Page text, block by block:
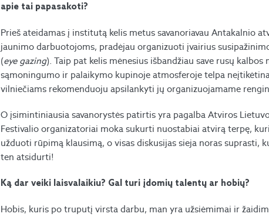
apie tai papasakoti?
Prieš ateidamas į institutą kelis metus savanoriavau Antakalnio
jaunimo darbuotojoms, pradėjau organizuoti įvairius
(eye gazing). Taip pat kelis mėnesius išbandžiau save rusų
sąmoningumo ir palaikymo kupinoje atmosferoje telpa
vilniečiams rekomenduoju apsilankyti jų organizuojamame
O įsimintiniausia savanorystės patirtis yra pagalba Atviros
Festivalio organizatoriai moka sukurti nuostabiai atvirą terpę,
užduoti rūpimą klausimą, o visas diskusijas sieja noras suprasti,
ten atsidurti!
Ką dar veiki laisvalaikiu? Gal turi įdomių talentų ar hobių?
Hobis, kuris po truputį virsta darbu, man yra užsiėmimai ir